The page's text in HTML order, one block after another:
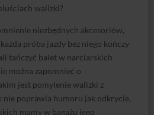
walizki?
niezbędnych akcesoriów,
próba jazdy bez niego kończy
tańczyć balet w narciarskich
można zapomnieć o
jest pomylenie walizki z
nie poprawia humoru jak odkrycie,
mamy w bagażu jego